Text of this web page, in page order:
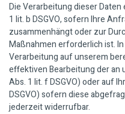
Die Verarbeitung dieser
1 lit. b DSGVO, sofern Ihre
zusammenhängt oder zur
Maßnahmen erforderlich ist.
Verarbeitung auf unserem
effektiven Bearbeitung der
Abs. 1 lit. f DSGVO) oder auf
DSGVO) sofern diese
jederzeit widerrufbar.